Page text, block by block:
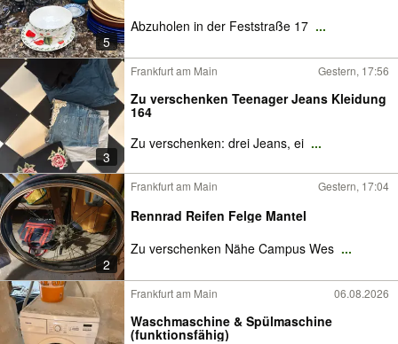
5
Abzuholen in der Feststraße 17 ...
3
Frankfurt am Main Gestern, 17:56
Zu verschenken Teenager Jeans Kleidung
164
Zu verschenken: drei Jeans, ei ...
2
Frankfurt am Main Gestern, 17:04
Rennrad Reifen Felge Mantel
Zu verschenken Nähe Campus Wes ...
Frankfurt am Main 06.08.2026
Waschmaschine & Spülmaschine
(funktionsfähig)